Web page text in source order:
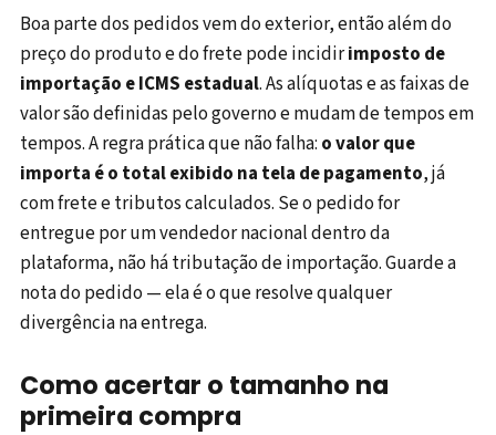
Boa parte dos pedidos vem do exterior, então além do
preço do produto e do frete pode incidirimposto de
importação e ICMS estadual. As alíquotas e as faixas de
valor são definidas pelo governo e mudam de tempos em
tempos. A regra prática que não falha: o valor que
importa é o total exibido na tela de pagamento, já
com frete e tributos calculados. Se o pedido for
entregue por um vendedor nacional dentro da
plataforma, não há tributação de importação. Guarde a
nota do pedido — ela é o que resolve qualquer
divergência na entrega.
Como acertar o tamanho na
primeira compra